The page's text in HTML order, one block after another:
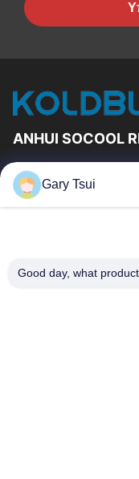
ANHUI SOCOOL
Γρήγορες
Σπίτι
Μας Ελάτε Σε Επαφή
Gary Tsui
Good day, what